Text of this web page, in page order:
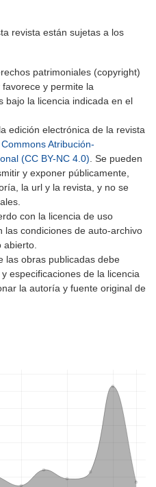
revista están sujetas a los
patrimoniales (copyright)
y permite la
bajo la licencia indicada en el
edición electrónica de la revista
Atribución-
(CC BY-NC 4.0). Se pueden
y exponer públicamente,
la url y la revista, y no se
con la licencia de uso
las condiciones de auto-archivo
abierto.
las obras publicadas debe
especificaciones de la licencia
la autoría y fuente original de